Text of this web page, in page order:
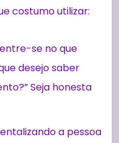
costumo utilizar:
se no que
desejo saber
Seja honesta
a pessoa